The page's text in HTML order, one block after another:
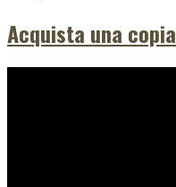
Acquista una copia